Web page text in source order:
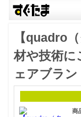
【quadro
材や技術に
ェアブラン
商